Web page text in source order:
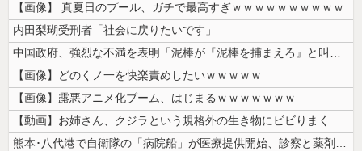
【画像】 真夏日のプール、ガチで最高すぎｗｗｗｗｗｗｗｗｗｗ
内田梨瑚受刑者「社会に戻りたいです」
中国政府、強烈な不満を表明「泥棒が『泥棒を捕まえろ』と叫ぶようなやり口...
【画像】どのくノ一を快楽責めしたいｗｗｗｗｗ
【画像】露悪アニメ化ブーム、はじまるｗｗｗｗｗｗｗ
【動画】お姉さん、クジラという規格外の生き物にビビりまくる 【Pick...
熊本･八代港で自衛隊の「病院船」が医療提供開始、診察と薬剤処方…被災者...